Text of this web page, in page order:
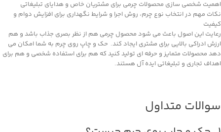
اهمیت شخصی‌ سازی محصولات چرمی برای مشتریان خاص و هدایای تبلیغاتی
نکات مهم در انتخاب نوع چرم، روش اجرا و شرایط نگهداری برای افزایش دوام و
کیفیت
رعایت این اصول باعث می ‌شود محصول چرمی هم از نظر بصری جذاب باشد و هم
ارزش ادراکی بالایی برای مشتری ایجاد کند. حک و چاپ روی چرم به شما امکان می
‌دهد محصولات متمایز و حرفه ‌ای تولید کنید که هم برای استفاده شخصی و هم برای
اهداف تجاری و تبلیغاتی ایده ‌آل هستند.
سوالات متداول